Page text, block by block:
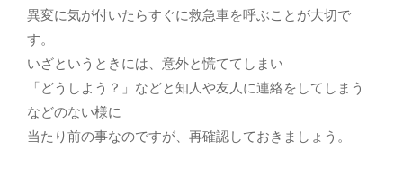
異変に気が付いたらすぐに救急車を呼ぶことが大切で
す。
いざというときには、意外と慌ててしまい
「どうしよう？」などと知人や友人に連絡をしてしまう
などのない様に
当たり前の事なのですが、再確認しておきましょう。